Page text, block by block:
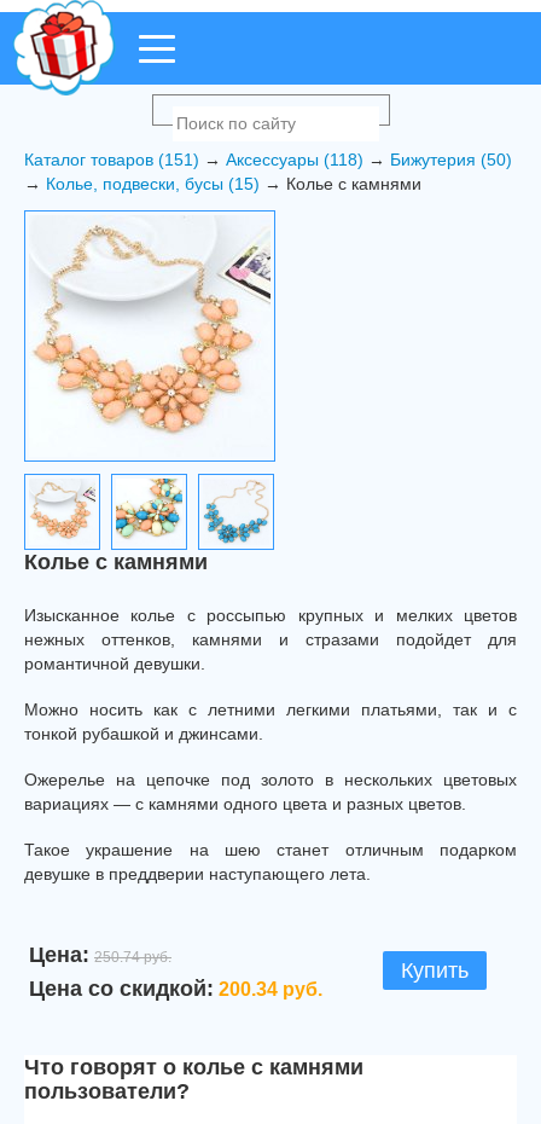
Каталог товаров (151) → Аксессуары (118) → Бижутерия (50)
→ Колье, подвески, бусы (15) → Колье с камнями
Колье с камнями
Изысканное колье с россыпью крупных и мелких цветов
нежных оттенков, камнями и стразами подойдет для
романтичной девушки.
Можно носить как с летними легкими платьями, так и с
тонкой рубашкой и джинсами.
Ожерелье на цепочке под золото в нескольких цветовых
вариациях — с камнями одного цвета и разных цветов.
Такое украшение на шею станет отличным подарком
девушке в преддверии наступающего лета.
Цена: 250.74 руб.
Цена со скидкой: 200.34 руб.
Купить
Что говорят о колье с камнями
пользователи?